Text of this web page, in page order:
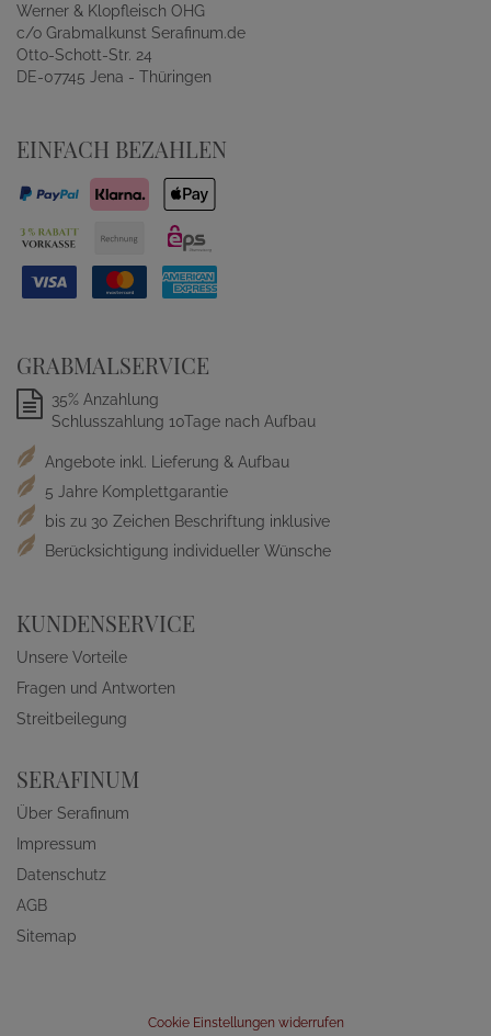
Werner & Klopfleisch OHG
c/o Grabmalkunst Serafinum.de
Otto-Schott-Str. 24
DE-07745 Jena - Thüringen
EINFACH BEZAHLEN
GRABMALSERVICE
35% Anzahlung
Schlusszahlung 10Tage nach Aufbau
Angebote inkl. Lieferung & Aufbau
5 Jahre Komplettgarantie
bis zu 30 Zeichen Beschriftung inklusive
Berücksichtigung individueller Wünsche
KUNDENSERVICE
Unsere Vorteile
Fragen und Antworten
Streitbeilegung
SERAFINUM
Über Serafinum
Impressum
Datenschutz
AGB
Sitemap
Cookie Einstellungen widerrufen